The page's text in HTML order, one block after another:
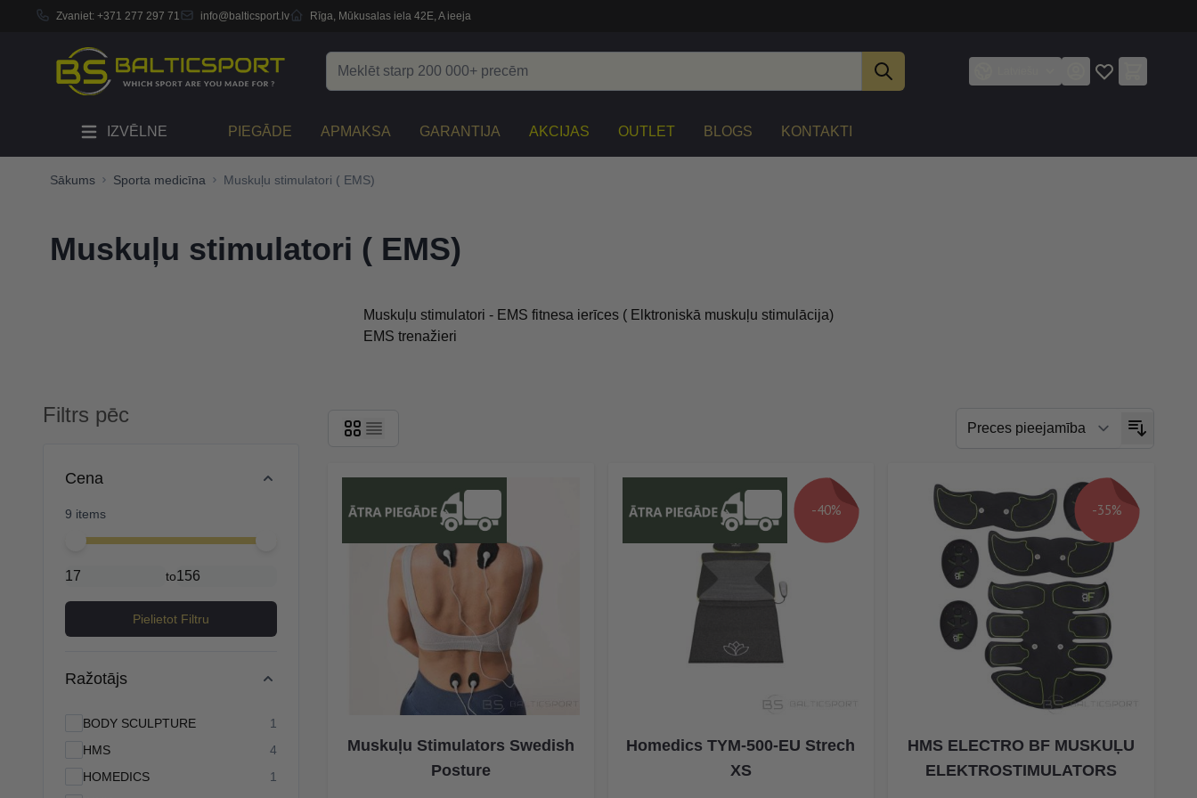
Zvaniet: +371 277 297 71 info@balticsport.lv Rīga, Mūkusalas iela 42E, A ieeja
IZVĒLNE PIEGĀDE APMAKSA GARANTIJA AKCIJAS OUTLET BLOGS KONTAKTI
Sākums Sporta medicīna Muskuļu stimulatori ( EMS)
Muskuļu stimulatori ( EMS)
Muskuļu stimulatori - EMS fitnesa ierīces ( Elktroniskā muskuļu stimulācija)
EMS trenažieri
Filtrs pēc
Cena
9 items
Minimal price
Maximum price
to
Pielietot Filtru
Ražotājs
BODY SCULPTURE 1
HMS
4 products available
HOMEDICS
1
Muskuļu Stimulators Swedish
Posture
-40%
Homedics TYM-500-EU Strech
XS
-35%
HMS ELECTRO BF MUSKUĻU
ELEKTROSTIMULATORS